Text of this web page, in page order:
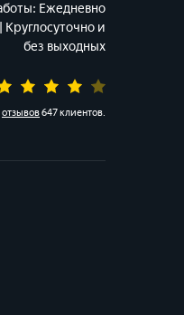
Ежедневно
и
без выходных
отзывов647 клиентов.